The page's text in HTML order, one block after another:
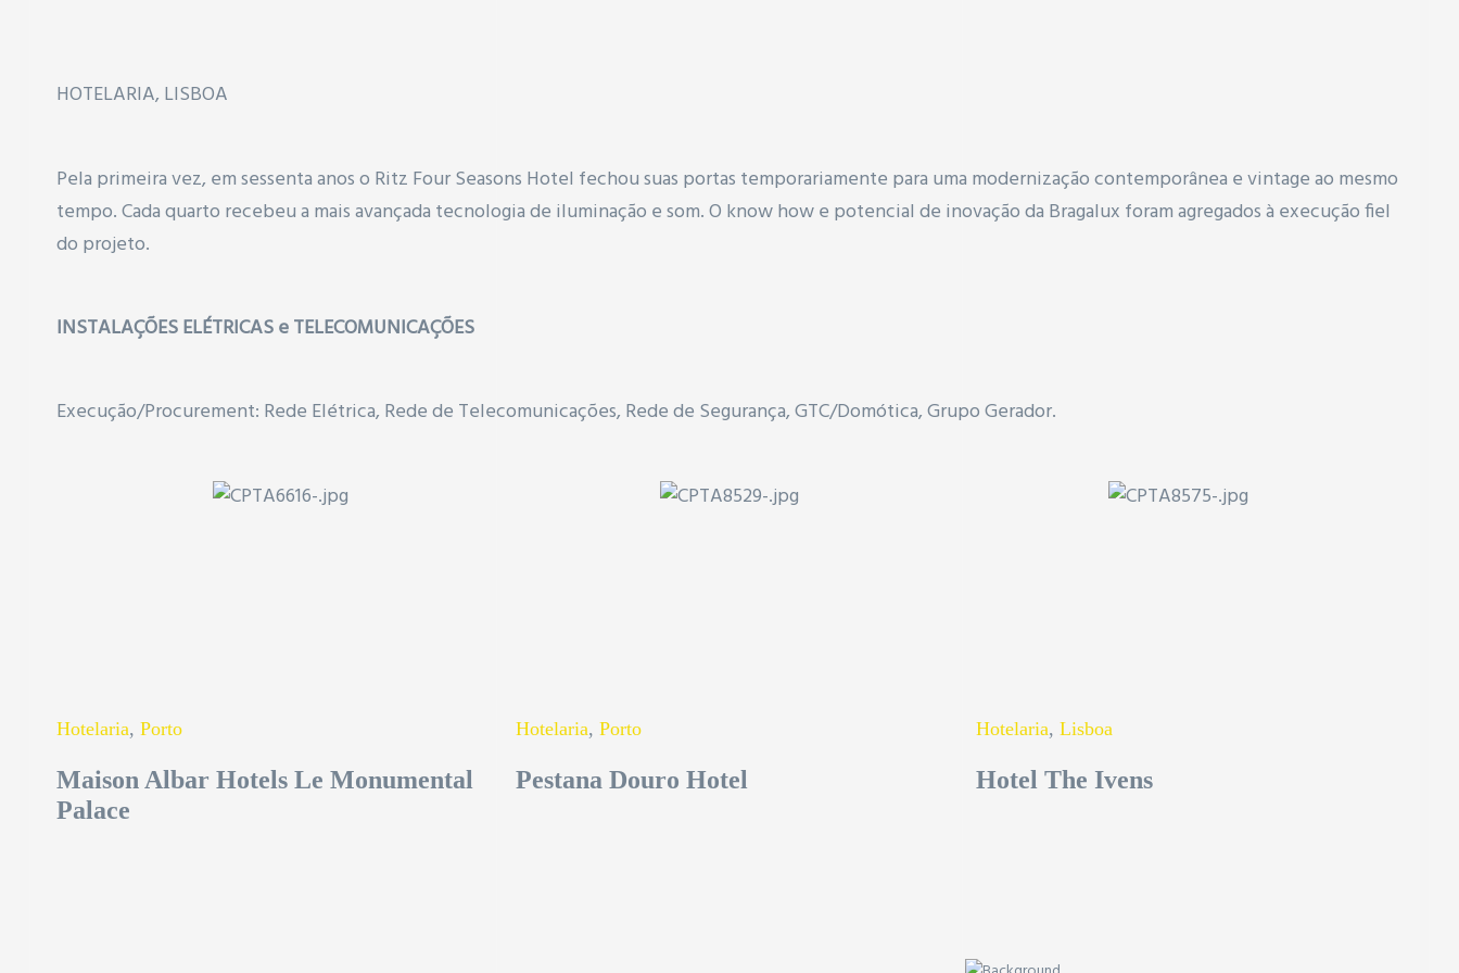
HOTELARIA, LISBOA
Pela primeira vez, em sessenta anos o Ritz Four Seasons Hotel fechou suas portas temporariamente para uma modernização contemporânea e vintage ao mesmo
tempo. Cada quarto recebeu a mais avançada tecnologia de iluminação e som. O know how e potencial de inovação da Bragalux foram agregados à execução fiel
do projeto.
INSTALAÇÕES ELÉTRICAS e TELECOMUNICAÇÕES
Execução/Procurement: Rede Elétrica, Rede de Telecomunicações, Rede de Segurança,GTC/Domótica,Grupo Gerador.
Hotelaria, Porto
Maison Albar Hotels Le Monumental
Palace
Hotelaria,Porto
Pestana Douro Hotel
Hotelaria, Lisboa
Hotel The Ivens